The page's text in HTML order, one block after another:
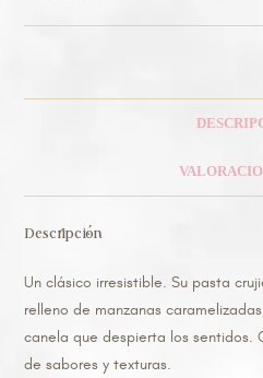
Descripción
Un clásico irresistible. Su pasta
relleno de manzanas
canela que despierta los sentidos.
de sabores y texturas.